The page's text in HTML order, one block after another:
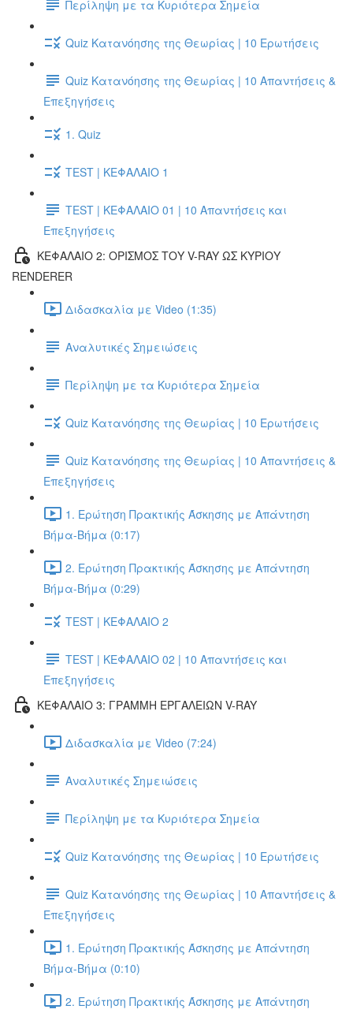
Περίληψη με τα Κυριότερα Σημεία
Quiz Κατανόησης της Θεωρίας | 10 Ερωτήσεις
Quiz Κατανόησης της Θεωρίας | 10 Απαντήσεις &
Επεξηγήσεις
1. Quiz
TEST | ΚΕΦΑΛΑΙΟ 1
TEST | ΚΕΦΑΛΑΙΟ 01 | 10 Απαντήσεις και
Επεξηγήσεις
ΚΕΦΑΛΑΙΟ 2: ΟΡΙΣΜΟΣ ΤΟΥ V-RAY ΩΣ ΚΥΡΙΟΥ
RENDERER
Διδασκαλία με Video (1:35)
Αναλυτικές Σημειώσεις
Περίληψη με τα Κυριότερα Σημεία
Quiz Κατανόησης της Θεωρίας | 10 Ερωτήσεις
Quiz Κατανόησης της Θεωρίας | 10 Απαντήσεις &
Επεξηγήσεις
1. Ερώτηση Πρακτικής Άσκησης με Απάντηση
Βήμα-Βήμα (0:17)
2. Ερώτηση Πρακτικής Άσκησης με Απάντηση
Βήμα-Βήμα (0:29)
TEST | ΚΕΦΑΛΑΙΟ 2
TEST | ΚΕΦΑΛΑΙΟ 02 | 10 Απαντήσεις και
Επεξηγήσεις
ΚΕΦΑΛΑΙΟ 3: ΓΡΑΜΜΗ ΕΡΓΑΛΕΙΩΝ V-RAY
Διδασκαλία με Video (7:24)
Αναλυτικές Σημειώσεις
Περίληψη με τα Κυριότερα Σημεία
Quiz Κατανόησης της Θεωρίας | 10 Ερωτήσεις
Quiz Κατανόησης της Θεωρίας | 10 Απαντήσεις &
Επεξηγήσεις
1. Ερώτηση Πρακτικής Άσκησης με Απάντηση
Βήμα-Βήμα (0:10)
2. Ερώτηση Πρακτικής Άσκησης με Απάντηση